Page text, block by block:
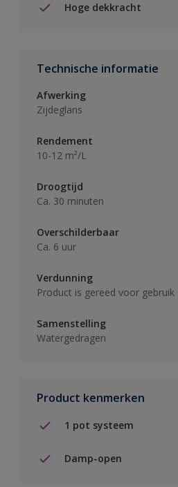
Hoge dekkracht
Technische informatie
Afwerking
Zijdeglans
Rendement
10-12 m²/L
Droogtijd
Ca. 30 minuten
Overschilderbaar
Ca. 6 uur
Verdunning
Product is gereed voor gebruik
Samenstelling
Watergedragen
Product kenmerken
1 pot systeem
Damp-open